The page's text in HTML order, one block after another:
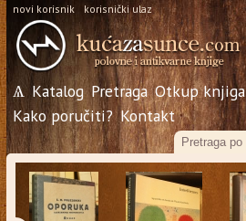
novi korisnik korisnički ulaz
Ѧ Katalog Pretraga Otkup knjiga
Kako poručiti? Kontakt